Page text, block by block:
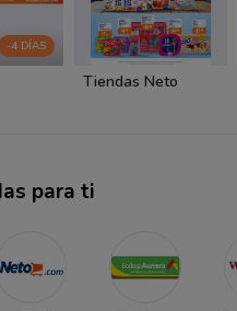
-4 DÍAS
Tiendas Neto
para ti